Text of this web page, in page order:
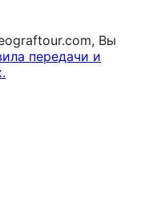
Вы
передачи и